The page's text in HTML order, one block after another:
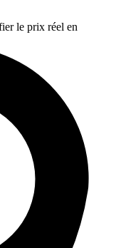
le prix réel en